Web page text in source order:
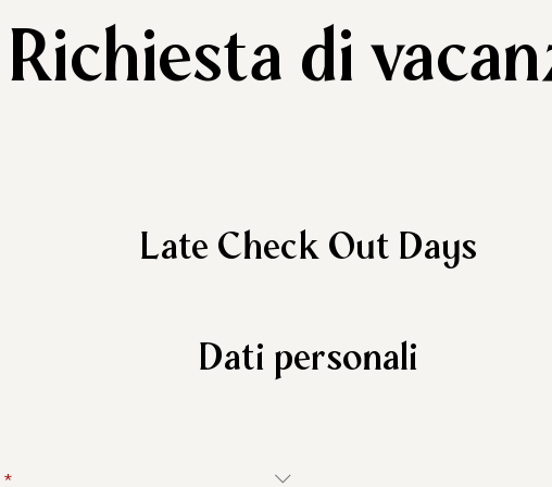
Richiesta di
Late Check Out Days
Dati personali
*